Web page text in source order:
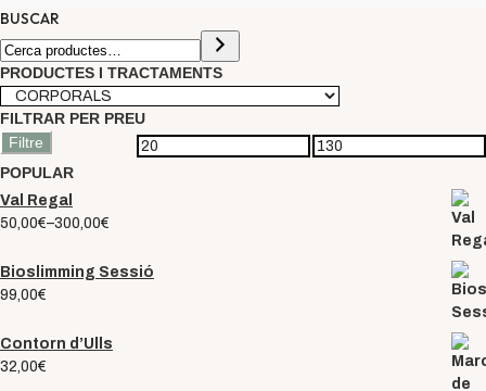
BUSCAR
PRODUCTES I TRACTAMENTS
FILTRAR PER PREU
Preu
Preu
Filtre
POPULAR
Val Regal
50,00€–300,00€
Bioslimming Sessió
99,00€
Contorn d’Ulls
32,00€